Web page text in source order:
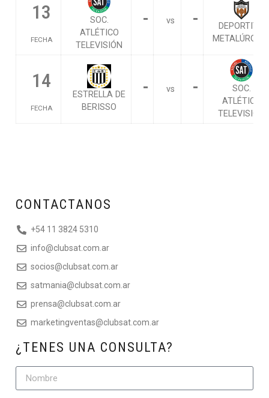
13
FECHA
SOC.
ATLÉTICO
TELEVISIÓN
- vs -
DEPORTIVO
14
FECHA
ESTRELLA DE
BERISSO
- vs -
SOC.
ATLÉTICO
TELEVISIÓN
CONTACTANOS
+54 11 3824 5310
info@clubsat.com.ar
socios@clubsat.com.ar
satmania@clubsat.com.ar
prensa@clubsat.com.ar
marketingventas@clubsat.com.ar
¿TENES UNA CONSULTA?